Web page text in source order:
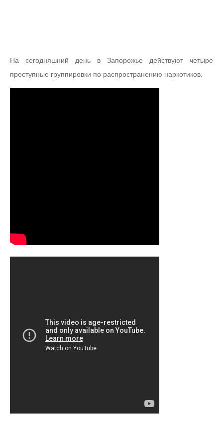
На сегодняшний день в Запорожье действуют четыре
преступные группировки по распространению наркотиков.